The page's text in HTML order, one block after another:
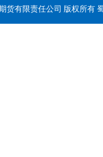
货有限责任公司 版权所有